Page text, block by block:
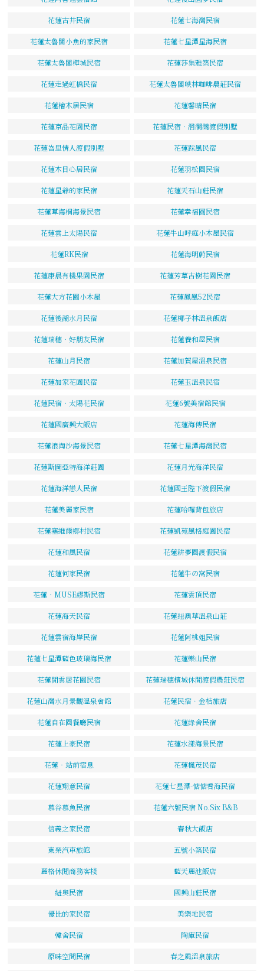
花蓮古井民宿 花蓮七海灣民宿
花蓮太魯閣小魚的家民宿 花蓮七星潭星海民宿
花蓮太魯閣樺城民宿 花蓮莎集雅築民宿
花蓮走過虹橋民宿 花蓮太魯閣峽林咖啡農莊民宿
花蓮檜木居民宿 花蓮馨晴民宿
花蓮京品花園民宿 花蓮民宿‧洄瀾灣渡假別墅
花蓮峇里情人渡假別墅 花蓮踩風民宿
花蓮木目心居民宿 花蓮羽松園民宿
花蓮星爺的家民宿 花蓮天石山莊民宿
花蓮草海桐海景民宿 花蓮幸福圓民宿
花蓮雲上太陽民宿 花蓮牛山呼庭小木屋民宿
花蓮RK民宿 花蓮海明蔚民宿
花蓮康晨有機果園民宿 花蓮芳草古樹花園民宿
花蓮大方花園小木屋 花蓮鳳凰52民宿
花蓮後湖水月民宿 花蓮椰子林溫泉飯店
花蓮瑞穗‧好朋友民宿 花蓮養和屋民宿
花蓮山月民宿 花蓮加賀屋溫泉民宿
花蓮加家花園民宿 花蓮玉溫泉民宿
花蓮民宿‧太陽花民宿 花蓮6號美宿館民宿
花蓮國廣興大飯店 花蓮海傳民宿
花蓮浪淘沙海景民宿 花蓮七星潭海灣民宿
花蓮斯圖亞特海洋莊園 花蓮月光海洋民宿
花蓮海洋戀人民宿 花蓮國王陛下渡假民宿
花蓮美麗家民宿 花蓮哈囉背包旅店
花蓮塞維爾鄉村民宿 花蓮凱苑風格庭園民宿
花蓮和風民宿 花蓮耕夢園渡假民宿
花蓮何家民宿 花蓮牛の窩民宿
花蓮‧MUSE繆斯民宿 花蓮雲頂民宿
花蓮海天民宿 花蓮紐澳華溫泉山莊
花蓮雲宿海岸民宿 花蓮阿桃姐民宿
花蓮七星潭藍色玻璃海民宿 花蓮樂山民宿
花蓮閒雲居花園民宿 花蓮瑞穗檳城休閒渡假農莊民宿
花蓮山灣水月景觀溫泉會館 花蓮民宿．金桔旅店
花蓮自在園餐廳民宿 花蓮綠舍民宿
花蓮上豪民宿 花蓮水漾海景民宿
花蓮‧站前宿息 花蓮楓茂民宿
花蓮翔意民宿 花蓮七星潭-惦惦看海民宿
慕谷慕魚民宿 花蓮六號民宿 No.Six B&B
信義之家民宿 春秋大飯店
東榮汽車旅館 五號小築民宿
麗格休閒商務客棧 藍天麗池飯店
紐奧民宿 國興山莊民宿
優比的家民宿 美樂地民宿
韓舍民宿 陶庫民宿
原味空間民宿 春之風溫泉旅店